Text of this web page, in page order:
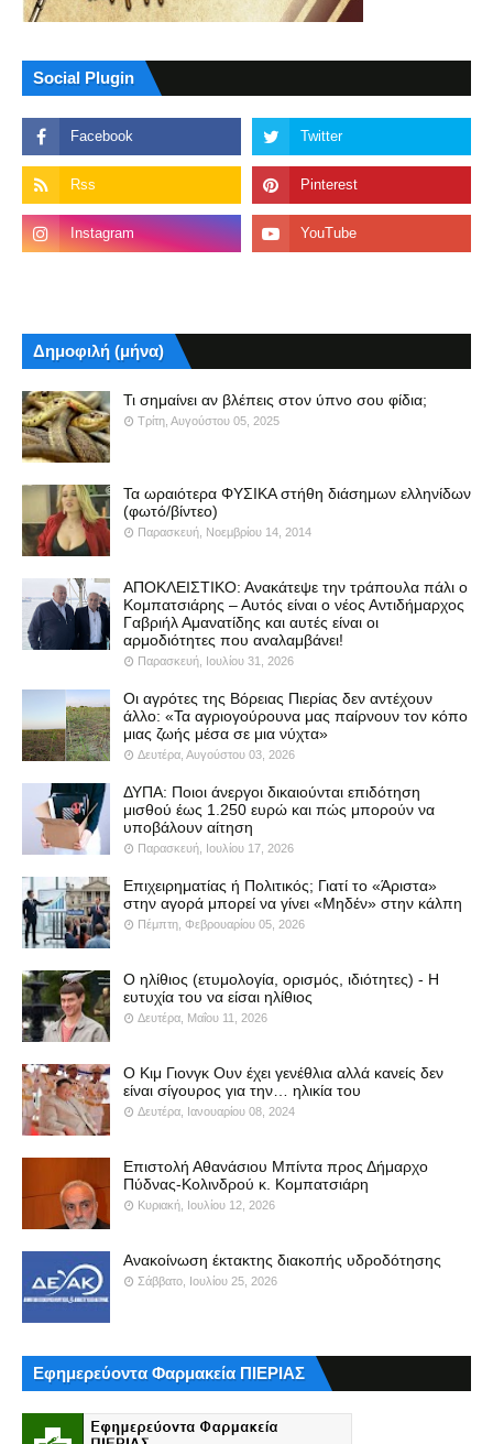
Social Plugin
Δημοφιλή (μήνα)
Τι σημαίνει αν βλέπεις στον ύπνο σου φίδια;
Τρίτη, Αυγούστου 05, 2025
Τα ωραιότερα ΦΥΣΙΚΑ στήθη διάσημων ελληνίδων
(φωτό/βίντεο)
Παρασκευή, Νοεμβρίου 14, 2014
ΑΠΟΚΛΕΙΣΤΙΚΟ: Ανακάτεψε την τράπουλα πάλι ο
Κομπατσιάρης – Αυτός είναι ο νέος Αντιδήμαρχος
Γαβριήλ Αμανατίδης και αυτές είναι οι
αρμοδιότητες που αναλαμβάνει!
Παρασκευή, Ιουλίου 31, 2026
Οι αγρότες της Βόρειας Πιερίας δεν αντέχουν
άλλο: «Τα αγριογούρουνα μας παίρνουν τον κόπο
μιας ζωής μέσα σε μια νύχτα»
Δευτέρα, Αυγούστου 03, 2026
ΔΥΠΑ: Ποιοι άνεργοι δικαιούνται επιδότηση
μισθού έως 1.250 ευρώ και πώς μπορούν να
υποβάλουν αίτηση
Παρασκευή, Ιουλίου 17, 2026
Επιχειρηματίας ή Πολιτικός; Γιατί το «Άριστα»
στην αγορά μπορεί να γίνει «Μηδέν» στην κάλπη
Πέμπτη, Φεβρουαρίου 05, 2026
Ο ηλίθιος (ετυμολογία, ορισμός, ιδιότητες) - Η
ευτυχία του να είσαι ηλίθιος
Δευτέρα, Μαΐου 11, 2026
Ο Κιμ Γιονγκ Ουν έχει γενέθλια αλλά κανείς δεν
είναι σίγουρος για την… ηλικία του
Δευτέρα, Ιανουαρίου 08, 2024
Επιστολή Αθανάσιου Μπίντα προς Δήμαρχο
Πύδνας-Κολινδρού κ. Κομπατσιάρη
Κυριακή, Ιουλίου 12, 2026
Ανακοίνωση έκτακτης διακοπής υδροδότησης
Σάββατο, Ιουλίου 25, 2026
Εφημερεύοντα Φαρμακεία ΠΙΕΡΙΑΣ